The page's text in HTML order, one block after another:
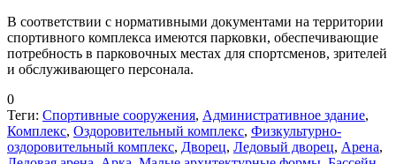
В соответствии с нормативными документами на территории
спортивного комплекса имеются парковки, обеспечивающие
потребность в парковочных местах для спортсменов, зрителей
и обслуживающего персонала.
0
Теги: Спортивные сооружения, Административное здание,
Комплекс, Оздоровительный комплекс, Физкультурно-
оздоровительный комплекс, Дворец, Ледовый дворец, Арена,